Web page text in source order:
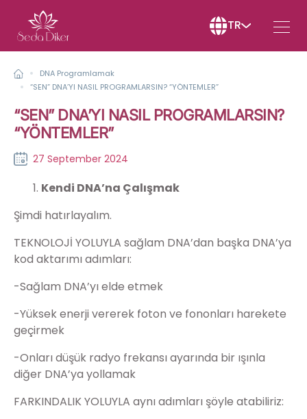
TR
DNA Programlamak
“SEN” DNA’YI NASIL PROGRAMLARSIN? “YÖNTEMLER”
“SEN” DNA’YI NASIL PROGRAMLARSIN?
“YÖNTEMLER”
27 September 2024
Kendi DNA’na Çalışmak
Şimdi hatırlayalım.
TEKNOLOJİ YOLUYLA sağlam DNA’dan başka DNA’ya
kod aktarımı adımları:
-Sağlam DNA’yı elde etmek
-Yüksek enerji vererek foton ve fononları harekete
geçirmek
-Onları düşük radyo frekansı ayarında bir ışınla
diğer DNA’ya yollamak
FARKINDALIK YOLUYLA aynı adımları şöyle atabiliriz: